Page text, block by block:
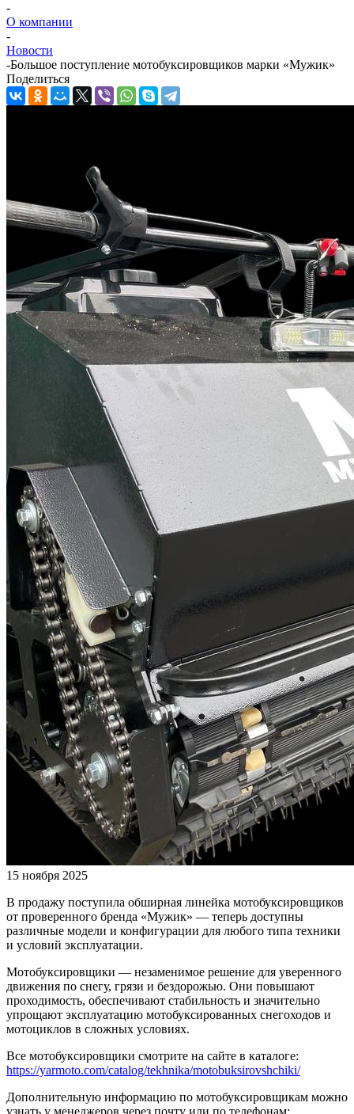
-
О компании
-
Новости
-Большое поступление мотобуксировщиков марки «Мужик»
Поделиться
15 ноября 2025
В продажу поступила обширная линейка мотобуксировщиков
от проверенного бренда «Мужик» — теперь доступны
различные модели и конфигурации для любого типа техники
и условий эксплуатации.
Мотобуксировщики — незаменимое решение для уверенного
движения по снегу, грязи и бездорожью. Они повышают
проходимость, обеспечивают стабильность и значительно
упрощают эксплуатацию мотобуксированных снегоходов и
мотоциклов в сложных условиях.
Все мотобуксировщики смотрите на сайте в каталоге:
https://yarmoto.com/catalog/tekhnika/motobuksirovshchiki/
Дополнительную информацию по мотобуксировщикам можно
узнать у менеджеров через почту или по телефонам: